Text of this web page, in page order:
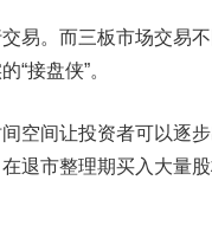
。而三板市场交易
“接盘侠”。
间让投资者可以逐步
退市整理期买入大量